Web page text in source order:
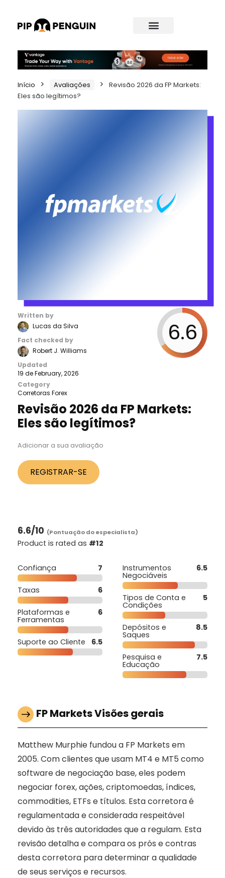
Início Avaliações
Revisão 2026 da FP Markets:
Eles são legítimos?
6.6
Written by
Lucas da Silva
Fact checked by
Robert J. Williams
Updated
19 de February, 2026
Category
Corretoras Forex
Revisão 2026 da FP Markets:
Eles são legítimos?
Adicionar a sua avaliação
REGISTRAR-SE
6.6/10 (Pontuação do especialista)
Product is rated as #12
Confiança 7
Taxas 6
Plataformas e
Ferramentas
6
Suporte ao Cliente 6.5
Instrumentos
Negociáveis
6.5
Tipos de Conta e
Condições
5
Depósitos e
Saques
8.5
Pesquisa e
Educação
7.5
FP Markets Visões gerais
Matthew Murphie fundou a FP Markets em
2005. Com clientes que usam MT4 e MT5 como
software de negociação base, eles podem
negociar forex, ações, criptomoedas, índices,
commodities, ETFs e títulos. Esta corretora é
regulamentada e considerada respeitável
devido às três autoridades que a regulam. Esta
revisão detalha e compara os prós e contras
desta corretora para determinar a qualidade
de seus serviços e recursos.